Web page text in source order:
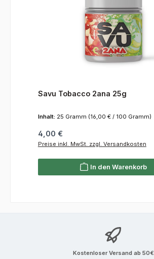
Savu Tobacco 2ana 25g
Inhalt: 25 Gramm (16,00 € / 100 Gramm)
Regulärer Preis:
4,00 €
Preise inkl. MwSt. zzgl. Versandkosten
In den Warenkorb
Kostenloser Versand ab 50€